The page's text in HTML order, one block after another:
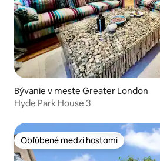
Bývanie v meste Greater London
Hyde Park House 3
Obľúbené medzi hosťami
Obľúbené medzi hosťami